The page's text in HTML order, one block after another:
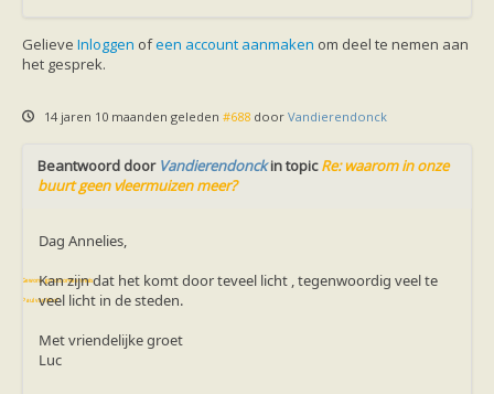
Ik ben op zoek naar een detector
Ecologie en soorten
Verblijfplaatsen
Soorten
Baardvleermuis
Bechsteins vleermuis
Brandt's vleermuis
Franjestaart
Gewone dwergvleermuis
Grote rosse vleermuis
Ingekorven vleermuis
Gewone grootoorvleermuis
Paul van Hoof
Gelieve Inloggen ofeen account aanmaken om deel te nemen aan
het gesprek.
14 jaren 10 maanden geleden #688 door Vandierendonck
Beantwoord door Vandierendonckin topicRe: waarom in onze
buurt geen vleermuizen meer?
Dag Annelies,
Kan zijn dat het komt door teveel licht , tegenwoordig veel te
veel licht in de steden.
Met vriendelijke groet
Luc